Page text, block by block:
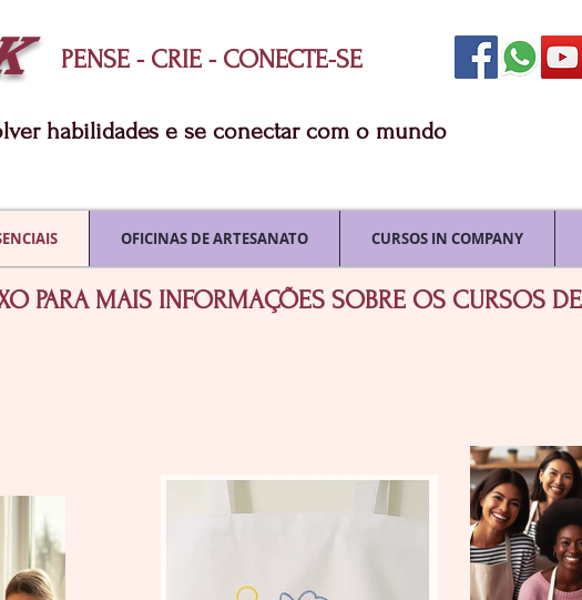
PENSE - CRIE - CONECTE-SE
habilidades e se conectar com o mundo
OFICINAS DE ARTESANATO CURSOS IN COMPANY
PARA MAIS INFORMAÇÕES SOBRE OS CURSOS